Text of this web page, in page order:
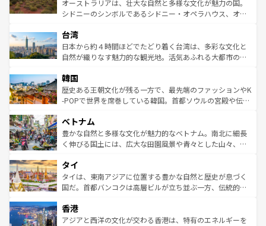
るだろう。車でのロードトリップや列車の旅も、アメリカ
情報は
文化や歴史が息づいている。「アロハスピリット」と呼ば
人々、おいしいローカルフードやハワイアンミュージッ
ク、伝統的なフラダンスなど、すべてがハワイの魅力を彩
っている。訪れるたびに新しい発見と感動が待っているハ
はコンテンツ一覧
オーストラリアは、壮大な自然と多様な文化が魅力の国。
シドニーのシンボルであるシドニー・オペラハウス、オー
リアリーフや大陸中央部にそびえるウルル（エアーズロッ
ク）、タスマニアの美しい原生林やケアンズの熱帯雨林な
ど、見どころがたくさん。また、カフェやワイン、オージ
いる。アクティビティも充実しており、サーフィンやダイ
ビング、ハイキングなど、アウトドア好きにはたまらな
い。オーストラリアの多彩な魅力を存分に味わいつくそ
参照してほしい。
台湾
日本から約４時間ほどでたどり着く台湾は、多彩な文化と
自然が織りなす魅力的な観光地。活気あふれる大都市の台
ン）、静ひつな山岳地帯である台湾東部など、都市の喧騒
と山間の静けさが共存しており、訪れる人に新しい発見と
驚きをもたらしてくれる。また、奥深い台湾の食文化も魅
容にもいいと評判のスイーツなど、バラエティ豊かな料理
が味わえる。 なお、新着の台湾情報は コンテンツ一覧を参
照してほしい。
韓国
歴史ある王朝文化が残る一方で、最先端のファッションやK
-POPで世界を席巻している韓国。首都ソウルの宮殿や伝統
き、地方に足を延ばせば四季折々の自然美を楽しむことが
できる。そして、キムチや焼肉、絶品のストリートフード
まで、さまざまな韓国料理が待っている。夜には、韓国な
リティに包まれながら、韓国の多彩な魅力を心ゆくまで味
わってみてほしい。 なお、新着の韓国情報はコンテンツ一
覧を参照してほしい。
ベトナム
豊かな自然と多様な文化が魅力的なベトナム。南北に細長
く伸びる国土には、広大な田園風景や青々とした山々、世
急速な発展と共に伝統が息づく。ハノイの古い町並みやホ
ーチミン市のフランス統治時代の建物も、独特の雰囲気を
醸し出している。また、バラエティの豊かさとおいしさで
とつ。フォーやバインミー、ベトナムコーヒーなどは、ぜ
ひ現地で味わいたい。どの地域を訪れてもあたたかい人々
タイ
タイは、東南アジアに位置する豊かな自然と歴史が息づく
国だ。首都バンコクは高層ビルが立ち並ぶ一方、伝統的な
の活気が交差している。北部ではチェンマイなどの山岳地
帯で自然と触れ合い、南部ではプーケットやクラビの美し
香港
アジアと西洋の文化が交わる香港は、特有のエネルギーを